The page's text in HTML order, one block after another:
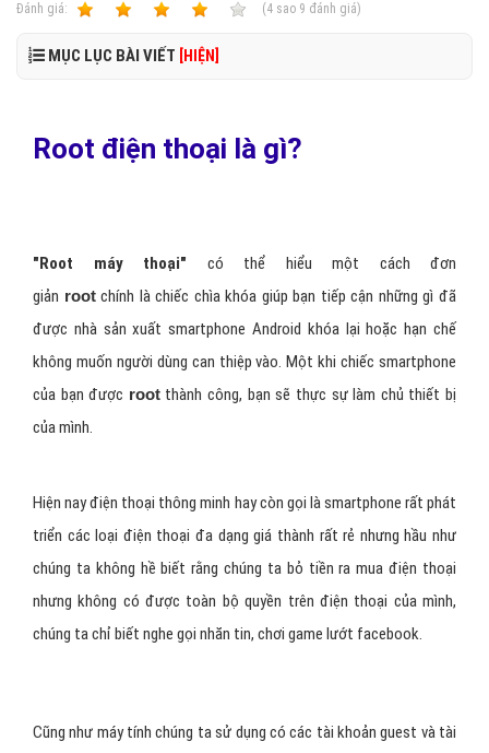
Ðánh giá:
(4 sao 9 đánh giá)
MỤC LỤC BÀI VIẾT [HIỆN]
Root điện thoại là gì?
"Root máy thoại"
có thể hiểu một cách đơn
giản rootchính làchiếc chìa khóa giúp bạn tiếp cận nhữnggì đã
được nhà sản xuất smartphone Android khóa lại hoặc hạn chế
không muốn người dùng can thiệp vào. Một khi chiếc smartphone
của bạn được rootthành công, bạn sẽ thực sự làm chủ thiết bị
của mình.
Hiện nay điện thoại thông minh hay còn gọi là smartphone rất phát
triển các loại điện thoại đa dạng giá thành rất rẻ nhưng hầu như
chúng ta không hề biết rằng chúng ta bỏ tiền ra mua điện thoại
nhưng không có được toàn bộ quyền trên điện thoại của mình,
chúng ta chỉ biết nghe gọi nhăn tin, chơi game lướt facebook.
Cũng như máy tính chúng ta sử dụng có các tài khoản guest và tài